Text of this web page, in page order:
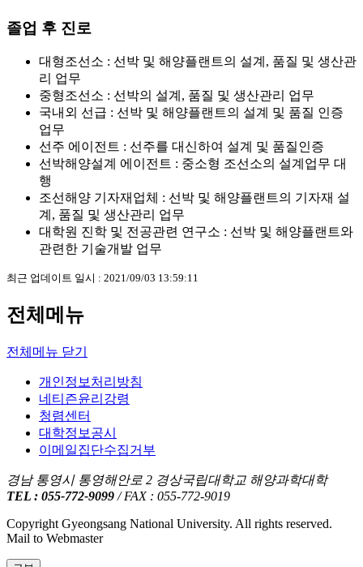
졸업 후 진로
대형조선소 : 선박 및 해양플랜트의 설계, 품질 및 생산관
리 업무
중형조선소 : 선박의 설계, 품질 및 생산관리 업무
국내외 선급 : 선박 및 해양플랜트의 설계 및 품질 인증
업무
선주 에이전트 : 선주를 대신하여 설계 및 품질인증
선박해양설계 에이전트 : 중소형 조선소의 설계업무 대
행
조선해양 기자재업체 : 선박 및 해양플랜트의 기자재 설
계, 품질 및 생산관리 업무
대학원 진학 및 전공관련 연구소 : 선박 및 해양플랜트와
관련한 기술개발 업무
최근 업데이트 일시 : 2021/09/03 13:59:11
전체메뉴
전체메뉴 닫기
개인정보처리방침
네티즌윤리강령
청렴센터
대학정보공시
이메일집단수집거부
경남 통영시 통영해안로 2 경상국립대학교 해양과학대학
TEL : 055-772-9099 / FAX : 055-772-9019
Copyright Gyeongsang National University. All rights reserved.
Mail to Webmaster